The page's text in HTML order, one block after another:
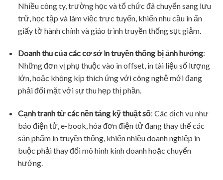
Nhiều công ty, trường học và tổ chức đã chuyển sang lưu
trữ, học tập và làm việc trực tuyến, khiến nhu cầu in ấn
giấy tờ hành chính và giáo trình truyền thống sụt giảm.
Doanh thu của các cơ sở in truyền thống bị ảnh hưởng:
Những đơn vị phụ thuộc vào in offset, in tài liệu số lượng
lớn, hoặc không kịp thích ứng với công nghệ mới đang
phải đối mặt với sự thu hẹp thị phần.
Cạnh tranh từ các nền tảng kỹ thuật số: Các dịch vụ như
báo điện tử, e-book, hóa đơn điện tử đang thay thế các
sản phẩm in truyền thống, khiến nhiều doanh nghiệp in
buộc phải thay đổi mô hình kinh doanh hoặc chuyển
hướng.